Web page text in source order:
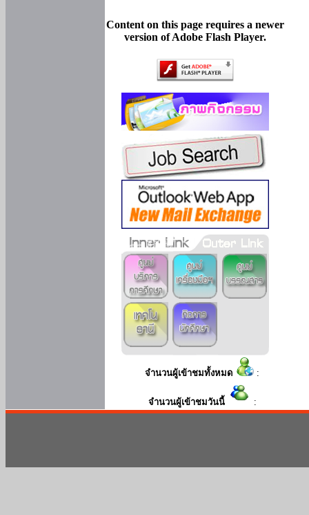
Content on this page requires a newer
version of Adobe Flash Player.
จำนวนผู้เข้าชมทั้งหมด :
จำนวนผู้เข้าชมวันนี้ :